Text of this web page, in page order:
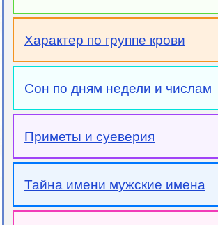
Характер по группе крови
Сон по дням недели и числам
Приметы и суеверия
Тайна имени мужские имена